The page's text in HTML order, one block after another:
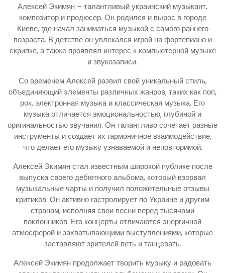
Алексей Экимян – талантливый украинский музыкант,
композитор и продюсер. Он родился и вырос в городе
Киеве, где начал заниматься музыкой с самого раннего
возраста. В детстве он увлекался игрой на фортепиано и
скрипке, а также проявлял интерес к компьютерной музыке
и звукозаписи.
Со временем Алексей развил свой уникальный стиль,
объединяющий элементы различных жанров, таких как поп,
рок, электронная музыка и классическая музыка. Его
музыка отличается эмоциональностью, глубиной и
оригинальностью звучания. Он талантливо сочетает разные
инструменты и создает их гармоничное взаимодействие,
что делает его музыку узнаваемой и неповторимой.
Алексей Экимян стал известным широкой публике после
выпуска своего дебютного альбома, который взорвал
музыкальные чарты и получил положительные отзывы
критиков. Он активно гастролирует по Украине и другим
странам, исполняя свои песни перед тысячами
поклонников. Его концерты отличаются энергичной
атмосферой и захватывающими выступлениями, которые
заставляют зрителей петь и танцевать.
Алексей Экимян продолжает творить музыку и радовать